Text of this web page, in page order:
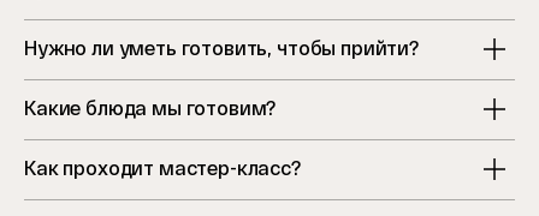
Нужно ли уметь готовить, чтобы прийти?
Какие блюда мы готовим?
Как проходит мастер-класс?